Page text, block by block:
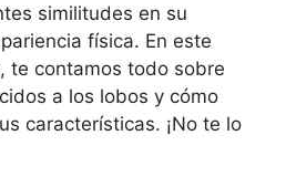
similitudes en su
física. En este
te contamos todo sobre
a los lobos y cómo
características. ¡No te lo